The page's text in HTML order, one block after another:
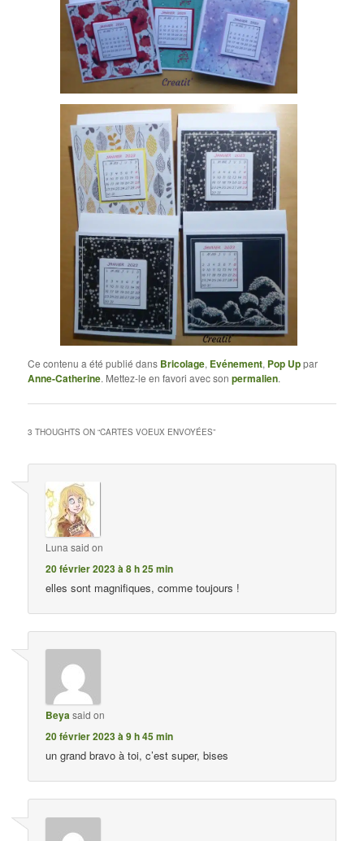
Ce contenu a été publié dans Bricolage, Evénement, Pop Uppar
Anne-Catherine. Mettez-le en favori avec sonpermalien.
3 THOUGHTS ON “CARTES VOEUX ENVOYÉES”
Luna said on
20 février 2023 à 8 h 25 min
elles sont magnifiques, comme toujours !
Beyasaid on
20 février 2023 à 9 h 45 min
un grand bravo à toi, c’est super, bises